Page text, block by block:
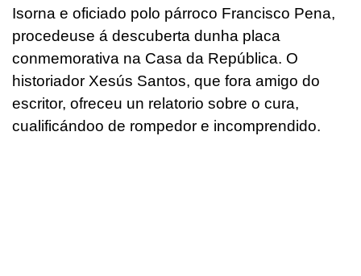
Isorna e oficiado polo párroco Francisco Pena,
procedeuse á descuberta dunha placa
conmemorativa na Casa da República. O
historiador Xesús Santos, que fora amigo do
escritor, ofreceu un relatorio sobre o cura,
cualificándoo de rompedor e incomprendido.